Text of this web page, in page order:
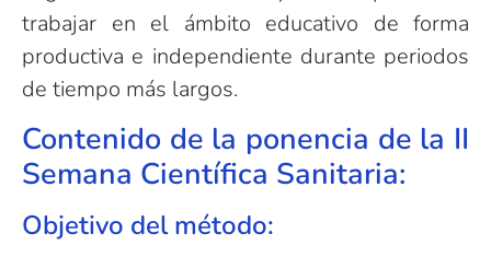
trabajar en el ámbito educativo de forma
productiva e independiente durante periodos
de tiempo más largos.
Contenido de la ponencia de la II
Semana Científica Sanitaria:
Objetivo del método: